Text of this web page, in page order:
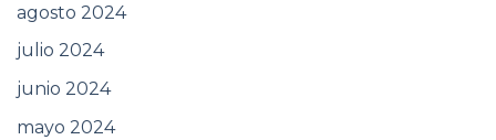
agosto 2024
julio 2024
junio 2024
mayo 2024